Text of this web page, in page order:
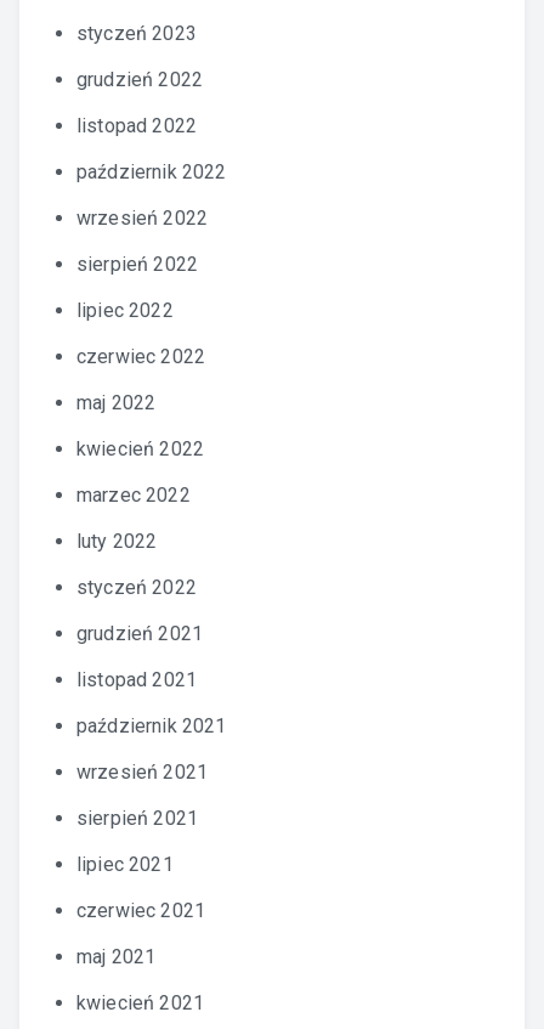
styczeń 2023
grudzień 2022
listopad 2022
październik 2022
wrzesień 2022
sierpień 2022
lipiec 2022
czerwiec 2022
maj 2022
kwiecień 2022
marzec 2022
luty 2022
styczeń 2022
grudzień 2021
listopad 2021
październik 2021
wrzesień 2021
sierpień 2021
lipiec 2021
czerwiec 2021
maj 2021
kwiecień 2021